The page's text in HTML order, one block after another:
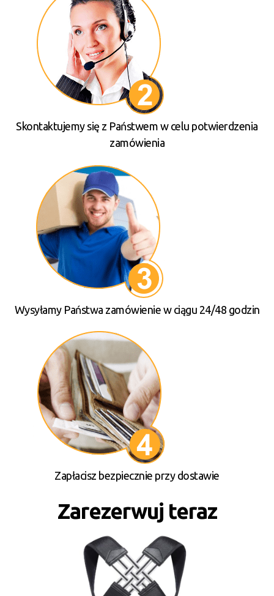
Skontaktujemy się z Państwem w celu potwierdzenia
zamówienia
Wysyłamy Państwa zamówienie w ciągu 24/48 godzin
Zapłacisz bezpiecznie przy dostawie
Zarezerwuj teraz